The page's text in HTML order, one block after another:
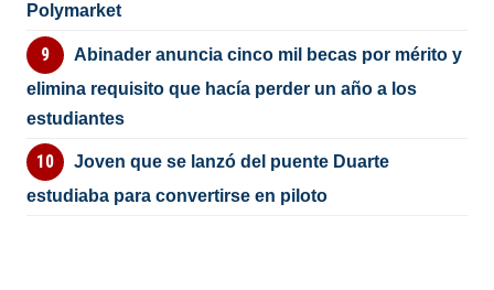
Polymarket
Abinader anuncia cinco mil becas por mérito y
elimina requisito que hacía perder un año a los
estudiantes
Joven que se lanzó del puente Duarte
estudiaba para convertirse en piloto